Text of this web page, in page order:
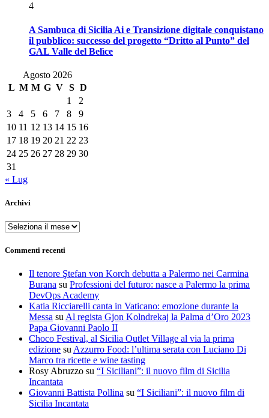
4
A Sambuca di Sicilia Ai e Transizione digitale conquistano
il pubblico: successo del progetto “Dritto al Punto” del
GAL Valle del Belìce
Agosto 2026
L M M G V S D
1
2
3
4 5 6 7 8
9
10 11 12 13 14 15 16
17 18 19 20 21 22 23
24 25 26 27 28 29 30
31
« Lug
Archivi
Archivi
Commenti recenti
Il tenore Ştefan von Korch debutta a Palermo nei Carmina
Burana su Professioni del futuro: nasce a Palermo la prima
DevOps Academy
Katia Ricciarelli canta in Vaticano: emozione durante la
Messa suAl regista Gjon Kolndrekaj la Palma d’Oro 2023
Papa Giovanni Paolo II
Choco Festival, al Sicilia Outlet Village al via la prima
edizione suAzzurro Food: l’ultima serata con Luciano Di
Marco tra ricette e wine tasting
Rosy Abruzzo su “I Siciliani”: il nuovo film di Sicilia
Incantata
Giovanni Battista Pollina su “I Siciliani”: il nuovo film di
Sicilia Incantata